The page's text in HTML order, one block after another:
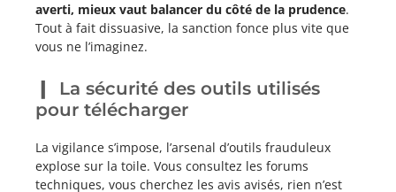
averti, mieux vaut balancer du côté de la prudence.
Tout à fait dissuasive, la sanction fonce plus vite que
vous ne l’imaginez.
La sécurité des outils utilisés
pour télécharger
La vigilance s’impose, l’arsenal d’outils frauduleux
explose sur la toile. Vous consultez les forums
techniques, vous cherchez les avis avisés, rien n’est